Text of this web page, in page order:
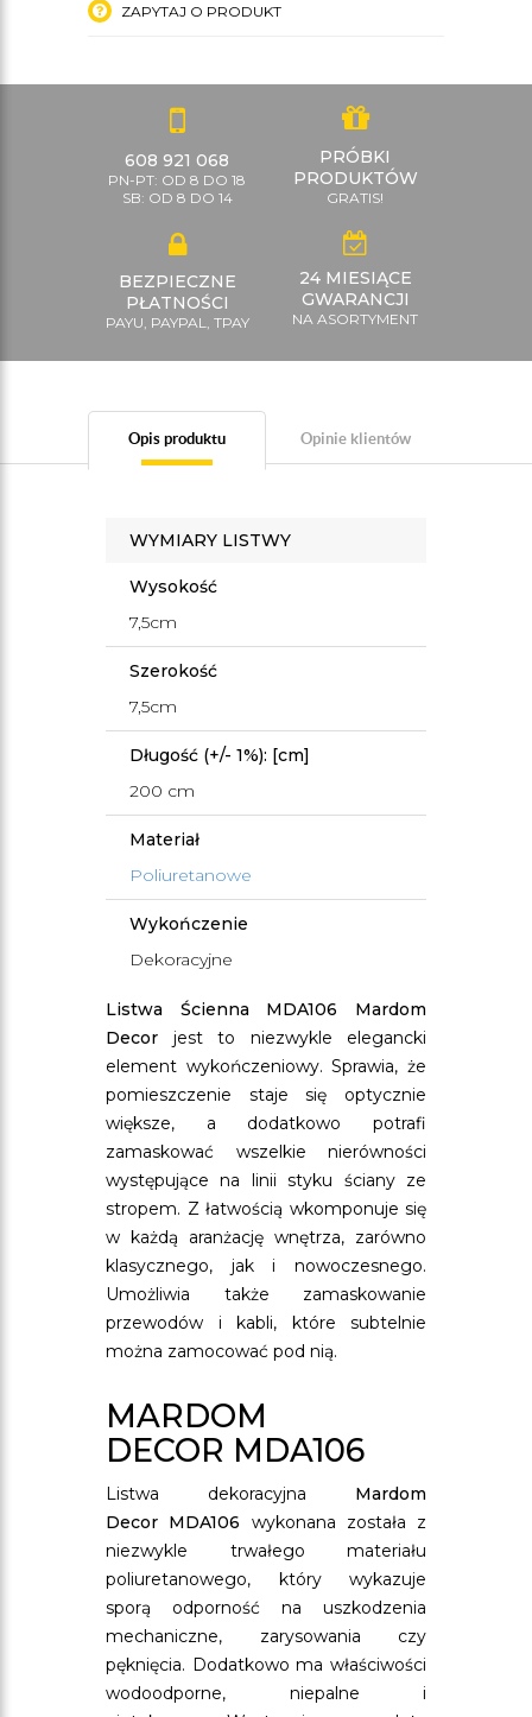
ZAPYTAJ O PRODUKT
608 921 068
PN-PT: OD 8 DO 18
SB: OD 8 DO 14
PRÓBKI
PRODUKTÓW
GRATIS!
BEZPIECZNE
PŁATNOŚCI
PAYU, PAYPAL, TPAY
24 MIESIĄCE
GWARANCJI
NA ASORTYMENT
Opis produktu Opinie klientów
WYMIARY LISTWY
Wysokość
7,5cm
Szerokość
7,5cm
Długość (+/- 1%): [cm]
200 cm
Materiał
Poliuretanowe
Wykończenie
Dekoracyjne
Listwa Ścienna MDA106 Mardom
Decor jest to niezwykle elegancki
element wykończeniowy. Sprawia, że
pomieszczenie staje się optycznie
większe, a dodatkowo potrafi
zamaskować wszelkie nierówności
występujące na linii styku ściany ze
stropem. Z łatwością wkomponuje się
w każdą aranżację wnętrza, zarówno
klasycznego, jak i nowoczesnego.
Umożliwia także zamaskowanie
przewodów i kabli, które subtelnie
można zamocować pod nią.
MARDOM
DECOR MDA106
Listwa dekoracyjna Mardom
Decor MDA106 wykonana została z
niezwykle trwałego materiału
poliuretanowego, który wykazuje
sporą odporność na uszkodzenia
mechaniczne, zarysowania czy
pęknięcia. Dodatkowo ma właściwości
wodoodporne, niepalne i